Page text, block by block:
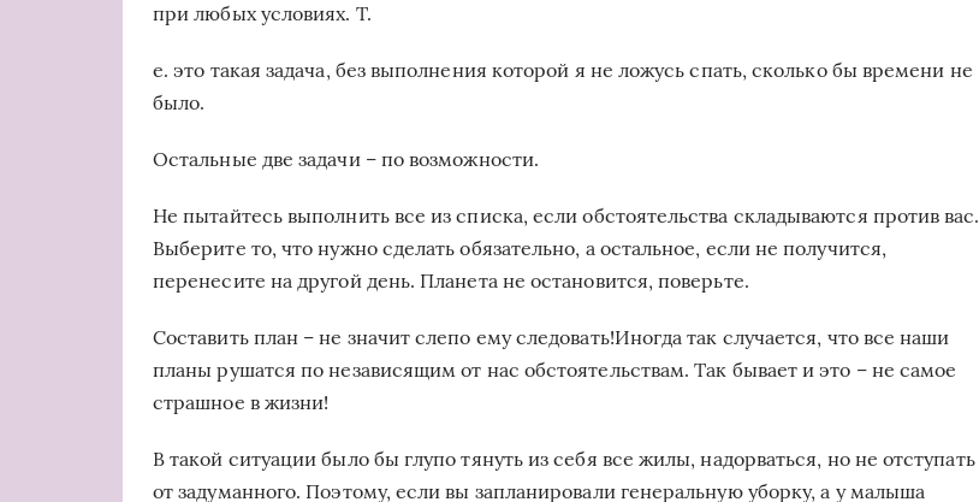
при любых условиях. Т.
е. это такая задача, без выполнения которой я не ложусь спать, сколько бы времени не
было.
Остальные две задачи – по возможности.
Не пытайтесь выполнить все из списка, если обстоятельства складываются против вас.
Выберите то, что нужно сделать обязательно, а остальное, если не получится,
перенесите на другой день. Планета не остановится, поверьте.
Составить план – не значит слепо ему следовать!Иногда так случается, что все наши
планы рушатся по независящим от нас обстоятельствам. Так бывает и это – не самое
страшное в жизни!
В такой ситуации было бы глупо тянуть из себя все жилы, надорваться, но не отступать
от задуманного. Поэтому, если вы запланировали генеральную уборку, а у малыша